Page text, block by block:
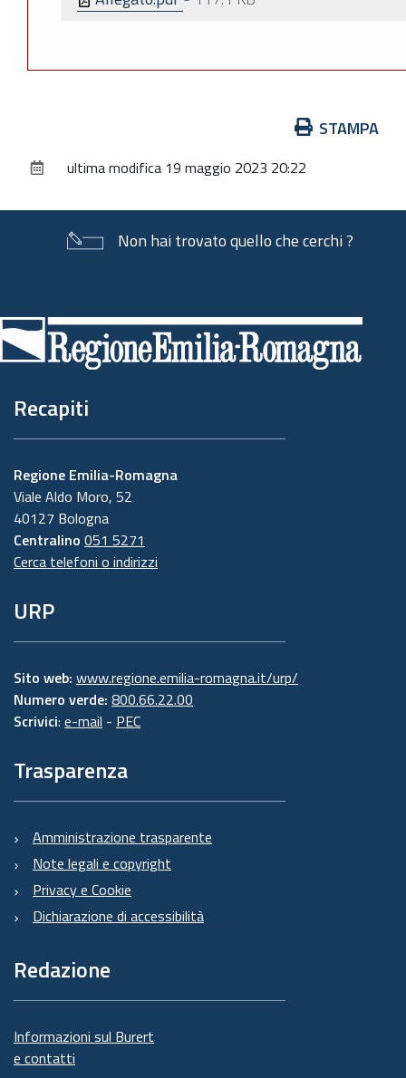
documento
STAMPA
ultima modifica 19 maggio 2023 20:22
Non hai trovato quello che cerchi ?
di
pagina
Recapiti
Regione Emilia-Romagna
Viale Aldo Moro, 52
40127 Bologna
Centralino 051 5271
Cerca telefoni o indirizzi
URP
Sito web: www.regione.emilia-romagna.it/urp/
Numero verde: 800.66.22.00
Scrivici: e-mail - PEC
Trasparenza
Amministrazione trasparente
Note legali e copyright
Privacy e Cookie
Dichiarazione di accessibilità
Redazione
Informazioni sul Burert
e contatti